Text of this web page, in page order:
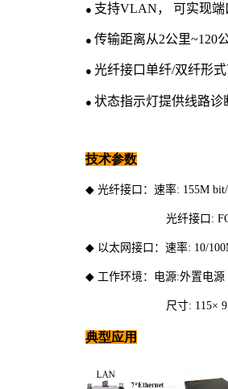
● 支持VLAN， 可实现
● 传输距离从2公里~120
● 光纤接口单纤/双纤形
● 状态指示灯提供线路诊
技术参数
◆ 光纤接口： 速率: 155M
光纤接口 :
◆ 以太网接口： 速率: 10/
◆ 工作环境： 电源:外置电源
尺寸: 115×
典型应用